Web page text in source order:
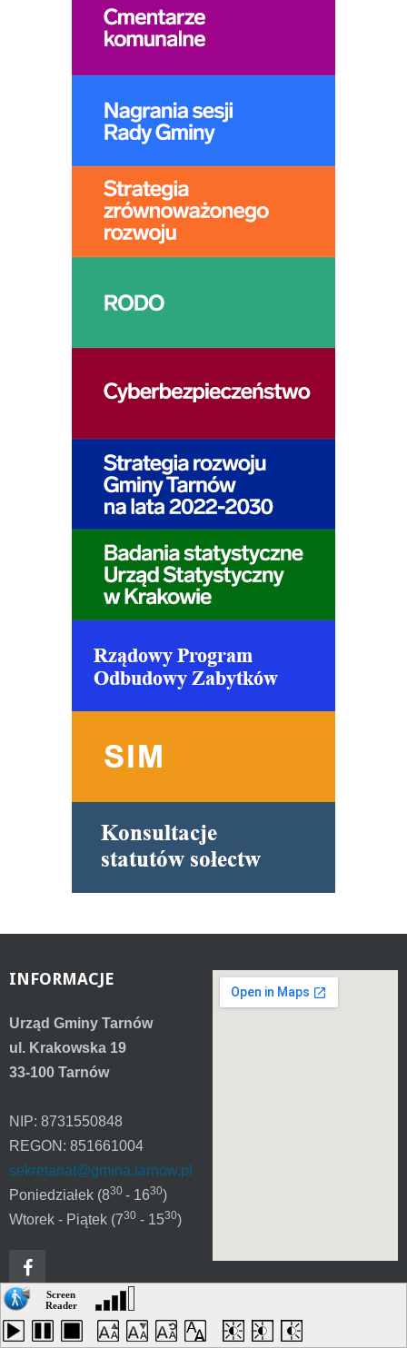
INFORMACJE
Urząd Gminy Tarnów
ul. Krakowska 19
33-100 Tarnów
NIP: 8731550848
REGON: 851661004
sekretariat@gmina.tarnow.pl
Poniedziałek (830 - 1630)
Wtorek - Piątek (730 - 1530)